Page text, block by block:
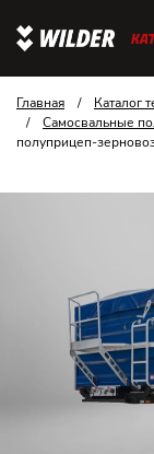
Главная / Каталог
/
Самосвальные
полуприцеп-